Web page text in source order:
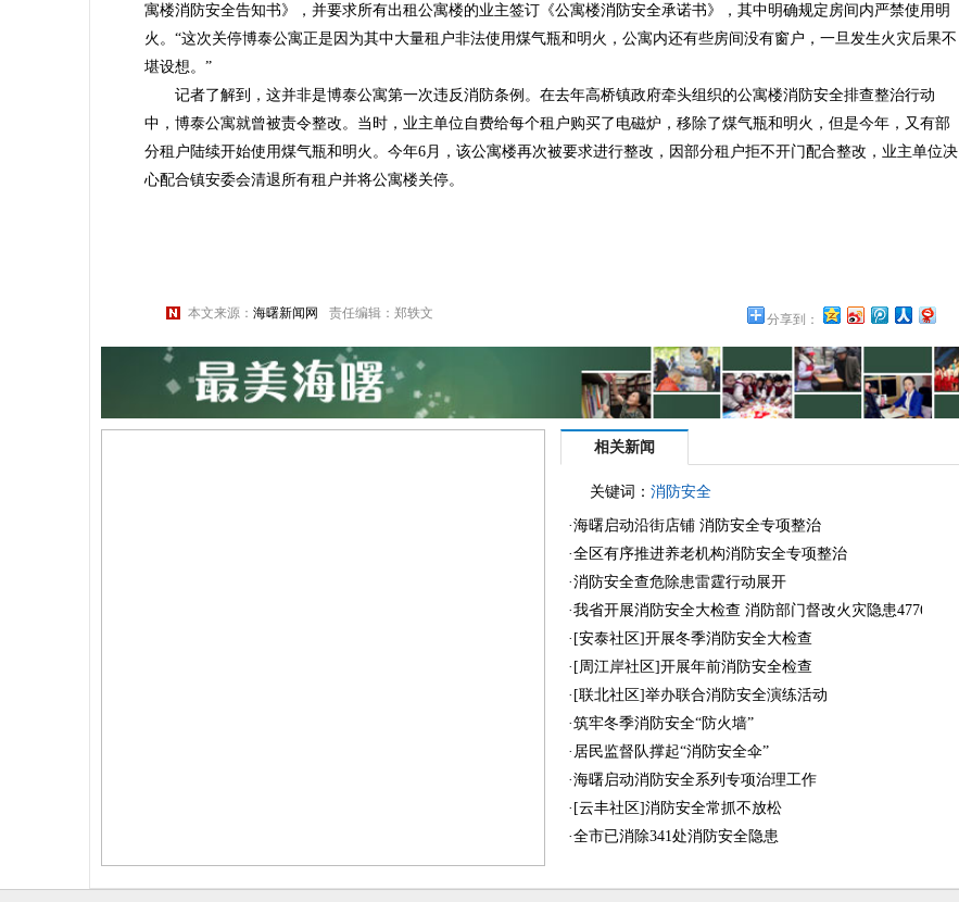
寓楼消防安全告知书》，并要求所有出租公寓楼的业主签订《公寓楼消防安全承诺书》，其中明确规定房间内严禁使用明
火。“这次关停博泰公寓正是因为其中大量租户非法使用煤气瓶和明火，公寓内还有些房间没有窗户，一旦发生火灾后果不
堪设想。”
记者了解到，这并非是博泰公寓第一次违反消防条例。在去年高桥镇政府牵头组织的公寓楼消防安全排查整治行动
中，博泰公寓就曾被责令整改。当时，业主单位自费给每个租户购买了电磁炉，移除了煤气瓶和明火，但是今年，又有部
分租户陆续开始使用煤气瓶和明火。今年6月，该公寓楼再次被要求进行整改，因部分租户拒不开门配合整改，业主单位决
心配合镇安委会清退所有租户并将公寓楼关停。
本文来源： 海曙新闻网 责任编辑：郑轶文 分享到：
相关新闻
关键词：消防安全
·海曙启动沿街店铺 消防安全专项整治
·全区有序推进养老机构消防安全专项整治
·消防安全查危除患雷霆行动展开
·我省开展消防安全大检查 消防部门督改火灾隐患4776处
· [安泰社区]开展冬季消防安全大检查
· [周江岸社区]开展年前消防安全检查
· [联北社区]举办联合消防安全演练活动
·筑牢冬季消防安全“防火墙”
· 居民监督队撑起“消防安全伞”
·海曙启动消防安全系列专项治理工作
· [云丰社区]消防安全常抓不放松
·全市已消除341处消防安全隐患